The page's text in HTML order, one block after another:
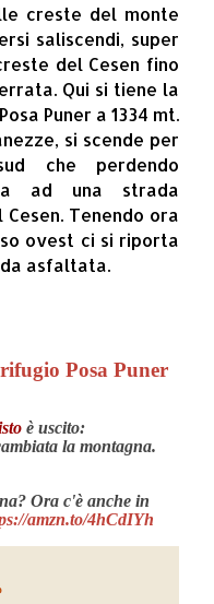
creste del monte
saliscendi, super
del Cesen fino
Qui si tiene la
Puner a 1334 mt.
si scende per
che perdendo
ad una strada
Tenendo ora
ovest ci si riporta
asfaltata.
Posa Puner
è uscito:
la montagna.
Ora c'è anche in
amzn.to/4hCdIYh